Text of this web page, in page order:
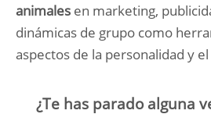
animales en marketing,
dinámicas de grupo como
aspectos de la personalidad y
¿Te has parado alguna